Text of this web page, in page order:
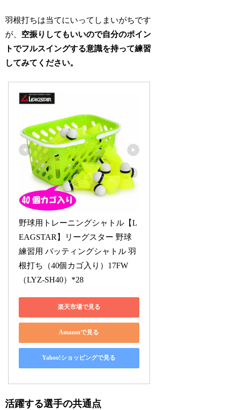
羽根打ちは当てにいってしまいがちです
が、 空振りしてもいいので自分のポイン
トでフルスイングする意識を持って練習
してみてください。
野球用トレーニングシャトル【L
EAGSTAR】リーグスター 野球
練習用 バッティングシャトル 羽
根打ち（40個カゴ入り）17FW
（LYZ-SH40）*28
楽天市場で見る
Amazonで見る
Yahoo!ショッピングで見る
活躍する選手の共通点